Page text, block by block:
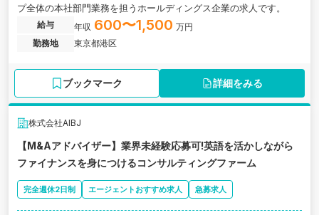
プ全体の本社部門業務を担うホールディングス企業の求人です。
給与 年収 600〜1,500 万円
勤務地
東京都港区
ブックマーク 詳細をみる
株式会社AIBJ
【M&Aアドバイザー】業界未経験応募可!英語を活かしながら
ファイナンスを身につけるコンサルティングファーム
完全週休2日制 エージェントおすすめ求人 急募求人